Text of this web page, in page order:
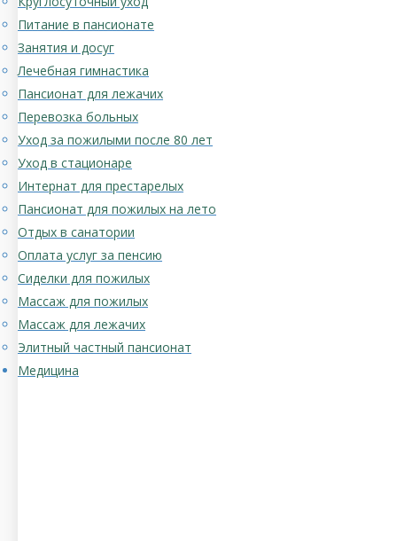
Питание в пансионате
Занятия и досуг
Лечебная гимнастика
Пансионат для лежачих
Перевозка больных
Уход за пожилыми после 80 лет
Уход в стационаре
Интернат для престарелых
Пансионат для пожилых на лето
Отдых в санатории
Оплата услуг за пенсию
Сиделки для пожилых
Массаж для пожилых
Массаж для лежачих
Элитный частный пансионат
Медицина